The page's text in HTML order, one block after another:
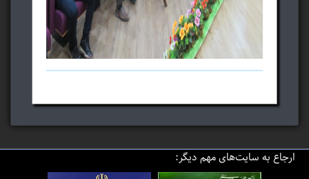
ارجاع به سایت‌های مهم دیگر: